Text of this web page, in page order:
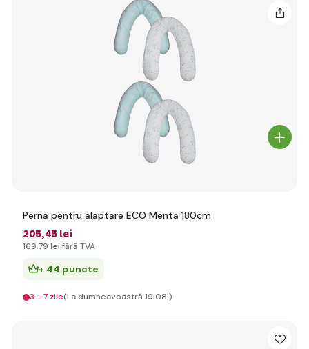
Perna pentru alaptare ECO Menta 180cm
205,45 lei
169,79 lei fără TVA
+ 44 puncte
3 - 7 zile(La dumneavoastră 19.08.)